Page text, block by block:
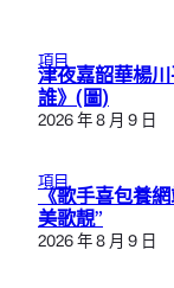
項目
津夜嘉韶華楊
誰》(圖)
2026 年 8 月 9 日
項目
《歌手喜包養
美歌靚”
2026 年 8 月 9 日